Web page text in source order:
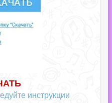
инструкции